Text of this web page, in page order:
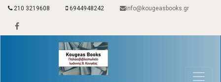
210 3219608 6944948242 info@kougeasbooks.gr